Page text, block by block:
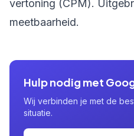
vertoning (CPM).
meetbaarheid.
Hulp nodig met
Wij verbinden je met de
situatie.